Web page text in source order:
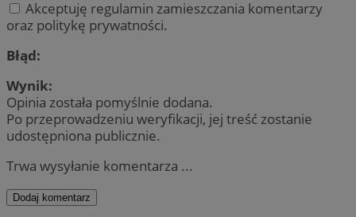
Akceptuję regulamin zamieszczania komentarzy
oraz politykę prywatności.
Błąd:
Wynik:
Opinia została pomyślnie dodana.
Po przeprowadzeniu weryfikacji, jej treść zostanie
udostępniona publicznie.
Trwa wysyłanie komentarza ...
Dodaj komentarz